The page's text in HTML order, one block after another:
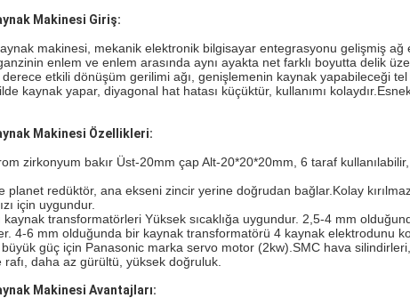
Makinesi Giriş:
makinesi, mekanik elektronik bilgisayar entegrasyonu gelişmiş ağ
enlem ve enlem arasında aynı ayakta net farklı boyutta delik
derece etkili dönüşüm gerilimi ağı, genişlemenin kaynak yapabileceği
kaynak yapar, diyagonal hat hatası küçüktür, kullanımı
Makinesi Özellikleri:
zirkonyum bakır Üst-20mm çap Alt-20*20*20mm, 6 taraf
planet redüktör, ana ekseni zincir yerine doğrudan bağlar.Kolay
için uygundur.
kaynak transformatörleri Yüksek sıcaklığa uygundur. 2,5-4 mm
4-6 mm olduğunda bir kaynak transformatörü 4 kaynak elektrodunu
güç için Panasonic marka servo motor (2kw).SMC hava silindirleri,
daha az gürültü, yüksek doğruluk.
Makinesi Avantajları: